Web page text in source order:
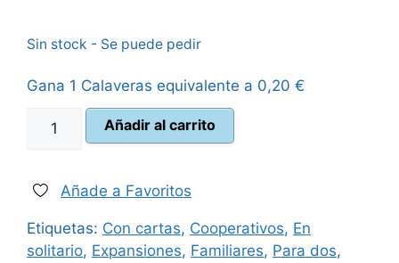
original
era:
16,99 €.
actual
es:
15,50 €.
Sin stock - Se puede pedir
Gana 1 Calaveras equivalente a 0,20 €
Marvel
Champions
Hero
cantidad
Añadir al carrito
Añade a Favoritos
Etiquetas: Con cartas, Cooperativos, En
solitario, Expansiones, Familiares, Para dos,